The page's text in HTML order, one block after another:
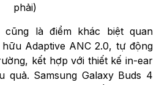
phải)
cũng là điểm khác biệt quan
Adaptive ANC 2.0, tự động
kết hợp với thiết kế in-ear
quả. Samsung Galaxy Buds 4